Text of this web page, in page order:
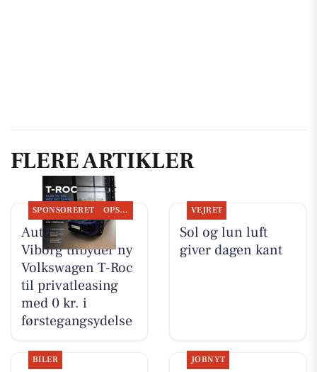
FLERE ARTIKLER
SPONSORERET OPSLAGSTAVLEN
Autocentralen
Viborg tilbyder ny
Volkswagen T-Roc
til privatleasing
med 0 kr. i
førstegangsydelse
VEJRET
Sol og lun luft
giver dagen kant
BILER JOBNYT